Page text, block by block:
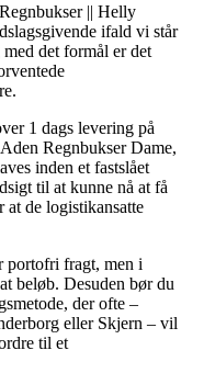
|| Helly
ifald vi står
det formål er det
1 dags levering på
Regnbukser Dame,
inden et fastslået
til at kunne nå at få
de logistikansatte
portofri fragt, men i
beløb. Desuden bør du
der ofte –
eller Skjern – vil
til et